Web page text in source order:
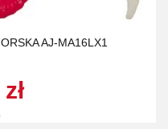
AJ-MA16LX1